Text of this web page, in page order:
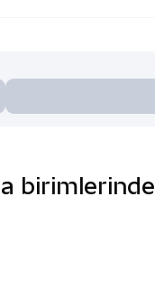
birimlerinde